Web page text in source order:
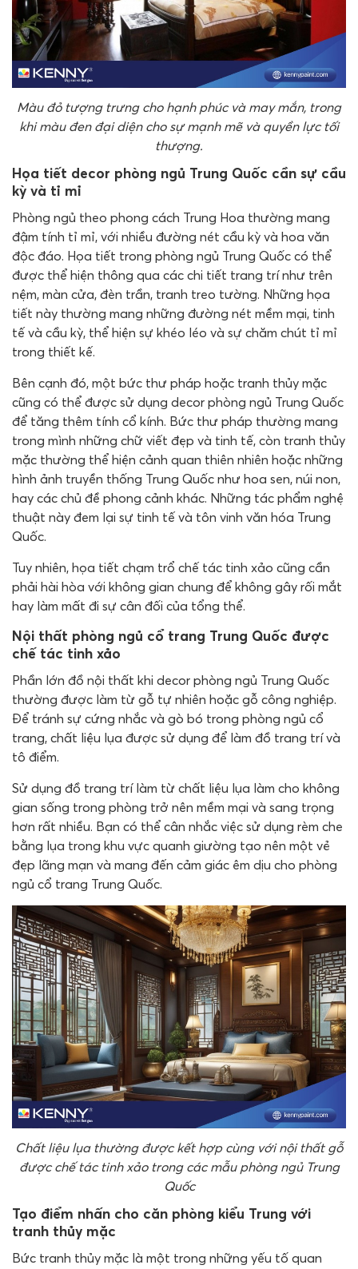
Màu đỏ tượng trưng cho hạnh phúc và may mắn, trong
khi màu đen đại diện cho sự mạnh mẽ và quyền lực tối
thượng.
Họa tiết decor phòng ngủ Trung Quốc cần sự cầu
kỳ và tỉ mỉ
Phòng ngủ theo phong cách Trung Hoa thường mang
đậm tính tỉ mỉ, với nhiều đường nét cầu kỳ và hoa văn
độc đáo. Họa tiết trong phòng ngủ Trung Quốc có thể
được thể hiện thông qua các chi tiết trang trí như trên
nệm, màn cửa, đèn trần, tranh treo tường. Những họa
tiết này thường mang những đường nét mềm mại, tinh
tế và cầu kỳ, thể hiện sự khéo léo và sự chăm chút tỉ mỉ
trong thiết kế.
Bên cạnh đó, một bức thư pháp hoặc tranh thủy mặc
cũng có thể được sử dụng decor phòng ngủ Trung Quốc
để tăng thêm tính cổ kính. Bức thư pháp thường mang
trong mình những chữ viết đẹp và tinh tế, còn tranh thủy
mặc thường thể hiện cảnh quan thiên nhiên hoặc những
hình ảnh truyền thống Trung Quốc như hoa sen, núi non,
hay các chủ đề phong cảnh khác. Những tác phẩm nghệ
thuật này đem lại sự tinh tế và tôn vinh văn hóa Trung
Quốc.
Tuy nhiên, họa tiết chạm trổ chế tác tinh xảo cũng cần
phải hài hòa với không gian chung để không gây rối mắt
hay làm mất đi sự cân đối của tổng thể.
Nội thất phòng ngủ cổ trang Trung Quốc được
chế tác tinh xảo
Phần lớn đồ nội thất khi decor phòng ngủ Trung Quốc
thường được làm từ gỗ tự nhiên hoặc gỗ công nghiệp.
Để tránh sự cứng nhắc và gò bó trong phòng ngủ cổ
trang, chất liệu lụa được sử dụng để làm đồ trang trí và
tô điểm.
Sử dụng đồ trang trí làm từ chất liệu lụa làm cho không
gian sống trong phòng trở nên mềm mại và sang trọng
hơn rất nhiều. Bạn có thể cân nhắc việc sử dụng rèm che
bằng lụa trong khu vực quanh giường tạo nên một vẻ
đẹp lãng mạn và mang đến cảm giác êm dịu cho phòng
ngủ cổ trang Trung Quốc.
Chất liệu lụa thường được kết hợp cùng với nội thất gỗ
được chế tác tinh xảo trong các mẫu phòng ngủ Trung
Quốc
Tạo điểm nhấn cho căn phòng kiểu Trung với
tranh thủy mặc
Bức tranh thủy mặc là một trong những yếu tố quan